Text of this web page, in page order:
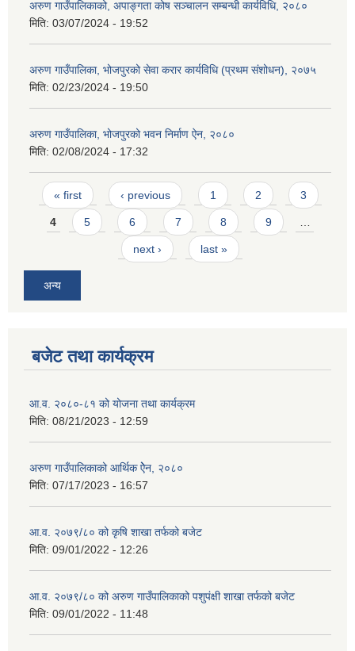
अरुण गाउँपालिकाको, अपाङ्गता कोष सञ्‍चालन सम्बन्धी कार्यविधि, २०८०
मिति: 03/07/2024 - 19:52
अरुण गाउँपालिका, भोजपुरको सेवा करार कार्यविधि (प्रथम संशोधन), २०७५
मिति: 02/23/2024 - 19:50
अरुण गाउँपालिका, भोजपुरको भवन निर्माण ऐन, २०८०
मिति: 02/08/2024 - 17:32
Pages
« first ‹ previous 1 2 3
4 5 6 7 8 9
next › last »
अन्य
बजेट तथा कार्यक्रम
आ.व. २०८०-८१ को योजना तथा कार्यक्रम
मिति: 08/21/2023 - 12:59
अरुण गाउँपालिकाको आर्थिक ऐेन, २०८०
मिति: 07/17/2023 - 16:57
आ.व. २०७९/८० को कृषि शाखा तर्फको बजेट
मिति: 09/01/2022 - 12:26
आ.व. २०७९/८० को अरुण गाउँपालिकाको पशुपंक्षी शाखा तर्फको बजेट
मिति: 09/01/2022 - 11:48